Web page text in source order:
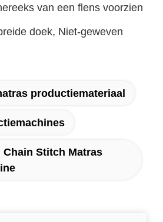
van een flens voorzien
doek, Niet-geweven
productiemateriaal
Stitch Matras